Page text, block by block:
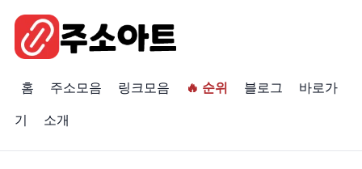
홈 주소모음 링크모음 🔥 순위 블로그
바로가
기
소개